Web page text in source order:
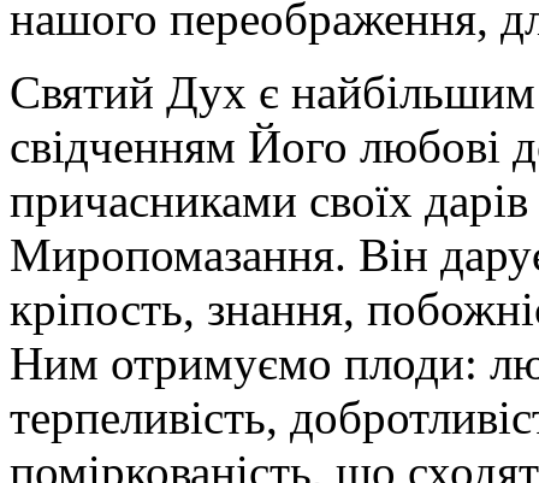
нашого переображення,
Святий Дух є
свідченням Його любові
причасниками своїх
Миропомазання. Він
кріпость, знання,
Ним отримуємо плоди:
терпеливість,
поміркованість, що